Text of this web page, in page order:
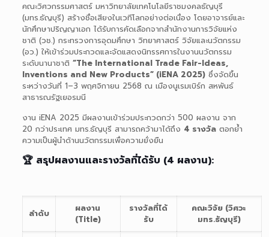
คณะวิศวกรรมศาสตร์ มหาวิทยาลัยเทคโนโลยีราชมงคลธัญบุรี
(มทร.ธัญบุรี) สร้างชื่อเสียงในเวทีโลกอย่างต่อเนื่อง โดยอาจารย์และ
นักศึกษาปริญญาเอก ได้รับการคัดเลือกจากสำนักงานการวิจัยแห่ง
ชาติ (วช.) กระทรวงการอุดมศึกษา วิทยาศาสตร์ วิจัยและนวัตกรรม
(อว.) ให้เข้าร่วมประกวดและจัดแสดงนิทรรศการในงานนวัตกรรม
ระดับนานาชาติ “The International Trade Fair-Ideas,
Inventions and New Products” (iENA 2025)ซึ่งจัดขึ้น
ระหว่างวันที่ 1–3 พฤศจิกายน 2568 ณ เมืองนูเรมเบิร์ก สหพันธ์
สาธารณรัฐเยอรมนี
งาน iENA 2025 มีผลงานเข้าร่วมประกวดกว่า 500 ผลงาน จาก
20 กว่าประเทศ มทร.ธัญบุรี สามารถคว้ามาได้ถึง 4 รางวัลตอกย้ำ
ความเป็นผู้นำด้านนวัตกรรมเพื่อความยั่งยืน
🏆 สรุปผลงานและรางวัลที่ได้รับ (4 ผลงาน):
ลำดับ
ผลงาน
(Title)
รางวัลที่ได้
รับ
คณะวิจัย (วิศวะ
มทร.ธัญบุรี)